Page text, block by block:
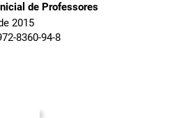
de Professores
2015
8360-94-8